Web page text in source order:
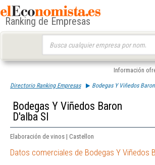
Ranking de Empresas
Información
Directorio Ranking Empresas Bodegas Y Viñedos
Bodegas Y Viñedos Baron
D'alba Sl
Elaboración de vinos | Castellon
Datos comerciales de Bodegas Y Viñedos